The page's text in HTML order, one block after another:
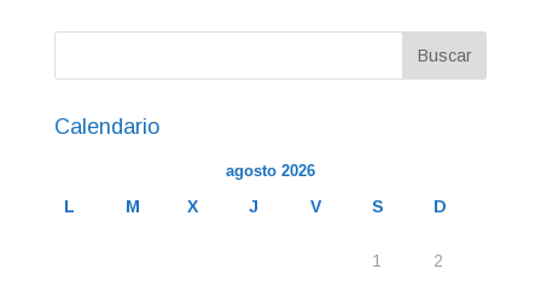
Calendario
agosto 2026
L M X J V S D
1 2